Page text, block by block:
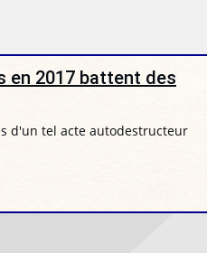
en 2017 battent des
d'un tel acte autodestructeur